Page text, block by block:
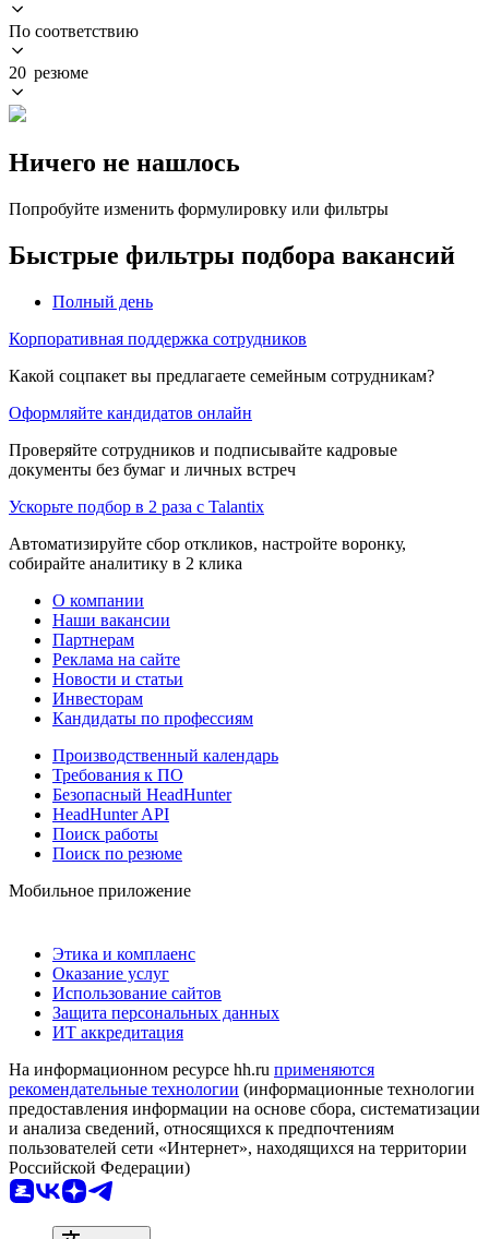
По соответствию
20 резюме
Ничего не нашлось
Попробуйте изменить формулировку или фильтры
Быстрые фильтры подбора вакансий
Полный день
Корпоративная поддержка сотрудников
Какой соцпакет вы предлагаете семейным сотрудникам?
Оформляйте кандидатов онлайн
Проверяйте сотрудников и подписывайте кадровые
документы без бумаг и личных встреч
Ускорьте подбор в 2 раза с Talantix
Автоматизируйте сбор откликов, настройте воронку,
собирайте аналитику в 2 клика
О компании
Наши вакансии
Партнерам
Реклама на сайте
Новости и статьи
Инвесторам
Кандидаты по профессиям
Производственный календарь
Требования к ПО
Безопасный HeadHunter
HeadHunter API
Поиск работы
Поиск по резюме
Мобильное приложение
Этика и комплаенс
Оказание услуг
Использование сайтов
Защита персональных данных
ИТ аккредитация
На информационном ресурсе hh.ru применяются
рекомендательные технологии (информационные технологии
предоставления информации на основе сбора, систематизации
и анализа сведений, относящихся к предпочтениям
пользователей сети «Интернет», находящихся на территории
Российской Федерации)